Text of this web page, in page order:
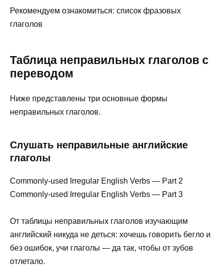
Рекомендуем ознакомиться: список фразовых
глаголов
Таблица неправильных глаголов с
переводом
Ниже представлены три основные формы
неправильных глаголов.
Слушать неправильные английские
глаголы
Commonly-used Irregular English Verbs — Part 2
Commonly-used Irregular English Verbs — Part 3
От таблицы неправильных глаголов изучающим
английский никуда не деться: хочешь говорить бегло и
без ошибок, учи глаголы — да так, чтобы от зубов
отлетало.